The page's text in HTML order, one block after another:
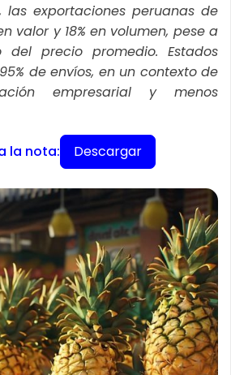
las exportaciones peruanas de
valor y 18% en volumen, pese a
del precio promedio. Estados
de envíos, en un contexto de
empresarial y menos
la nota: Descargar